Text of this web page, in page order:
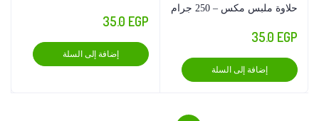
حلاوة ملبس مكس – 250 جرام
35.0 EGP
إضافة إلى السلة
35.0 EGP
إضافة إلى السلة